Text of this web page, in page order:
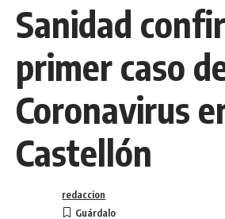
Sanidad
primer caso
Coronavirus
Castellón
redaccion